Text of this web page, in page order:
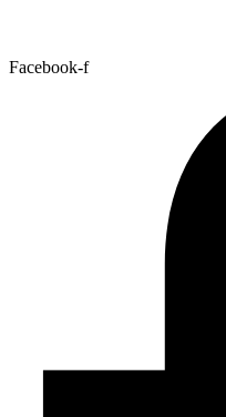
Facebook-f